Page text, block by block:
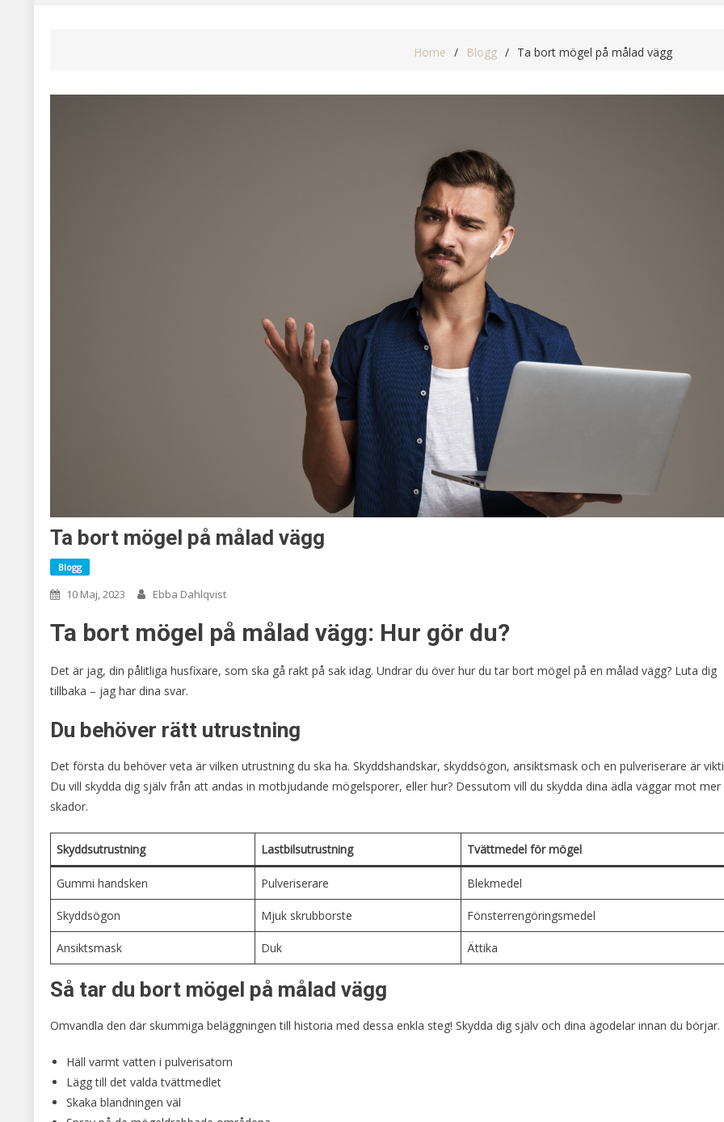
Home Blogg Ta bort mögel på målad vägg
Ta bort mögel på målad vägg
Blogg
10 Maj, 2023 Ebba Dahlqvist
Ta bort mögel på målad vägg: Hur gör du?
Det är jag, din pålitliga husfixare, som ska gå rakt på sak idag. Undrar du över hur du tar bort mögel på en målad vägg? Luta dig
tillbaka – jag har dina svar.
Du behöver rätt utrustning
Det första du behöver veta är vilken utrustning du ska ha. Skyddshandskar, skyddsögon, ansiktsmask och en pulveriserare är
Du vill skydda dig själv från att andas in motbjudande mögelsporer, eller hur? Dessutom vill du skydda dina ädla väggar mot mer
skador.
Skyddsutrustning Lastbilsutrustning Tvättmedel för mögel
Gummi handsken Pulveriserare Blekmedel
Skyddsögon Mjuk skrubborste Fönsterrengöringsmedel
Ansiktsmask Duk Ättika
Så tar du bort mögel på målad vägg
Omvandla den där skummiga beläggningen till historia med dessa enkla steg! Skydda dig själv och dina ägodelar innan du börjar.
Häll varmt vatten i pulverisatorn
Lägg till det valda tvättmedlet
Skaka blandningen väl